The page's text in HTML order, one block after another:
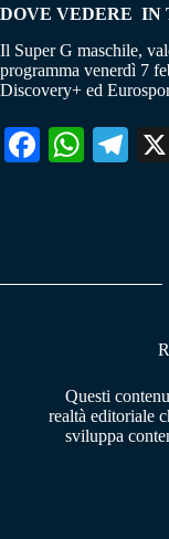
DOVE VEDERE IN
Il Super G maschile,
programma venerdì 7
Discovery+ ed
Fa W
pp
Te
m
Questi
realtà editoriale
sviluppa